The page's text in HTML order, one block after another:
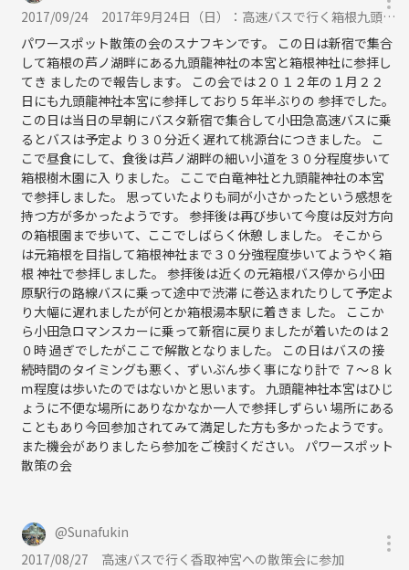
2017/09/24
2017年9月24日（日）：高速バスで行く箱根九頭龍神社への参拝に参加
パワースポット散策の会のスナフキンです。 この日は新宿で集合
して箱根の芦ノ湖畔にある九頭龍神社の本宮と箱根神社に参拝し
てき ましたので報告します。 この会では２０１２年の１月２２
日にも九頭龍神社本宮に参拝しており５年半ぶりの 参拝でした。
この日は当日の早朝にバスタ新宿で集合して小田急高速バスに乗
るとバスは予定よ り３０分近く遅れて桃源台につきました。 こ
こで昼食にして、食後は芦ノ湖畔の細い小道を３０分程度歩いて
箱根樹木園に入 りました。 ここで白竜神社と九頭龍神社の本宮
で参拝しました。 思っていたよりも祠が小さかったという感想を
持つ方が多かったようです。 参拝後は再び歩いて今度は反対方向
の箱根園まで歩いて、ここでしばらく休憩 しました。 そこから
は元箱根を目指して箱根神社まで３０分強程度歩いてようやく箱
根 神社で参拝しました。 参拝後は近くの元箱根バス停から小田
原駅行の路線バスに乗って途中で渋滞 に巻込まれたりして予定よ
り大幅に遅れましたが何とか箱根湯本駅に着きま した。 ここか
ら小田急ロマンスカーに乗って新宿に戻りましたが着いたのは２
０時 過ぎでしたがここで解散となりました。 この日はバスの接
続時間のタイミングも悪く、ずいぶん歩く事になり計で ７～８ｋ
ｍ程度は歩いたのではないかと思います。 九頭龍神社本宮はひじ
ょうに不便な場所にありなかなか一人で参拝しずらい 場所にある
こともあり今回参加されてみて満足した方も多かったようです。
また機会がありましたら参加をご検討ください。 パワースポット
散策の会
@Sunafukin
2017/08/27
高速バスで行く香取神宮への散策会に参加